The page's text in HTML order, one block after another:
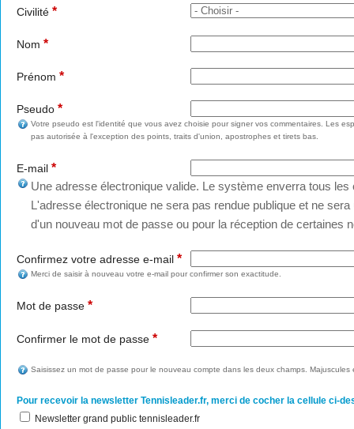
Civilité *
Nom *
Prénom *
Pseudo *
Votre pseudo est l'identité que vous avez choisie pour signer vos commentaires. Les
pas autorisée à l'exception des points, traits d'union, apostrophes et tirets bas.
E-mail *
Une adresse électronique valide. Le système enverra tous
L'adresse électronique ne sera pas rendue publique et ne
d'un nouveau mot de passe ou pour la réception de certaines
Confirmez votre adresse e-mail *
Merci de saisir à nouveau votre e-mail pour confirmer son exactitude.
Mot de passe *
Confirmer le mot de passe *
Saisissez un mot de passe pour le nouveau compte dans les deux champs. Majuscules
Pour recevoir la newsletter Tennisleader.fr, merci de cocher la cellule ci-
Newsletter grand public tennisleader.fr